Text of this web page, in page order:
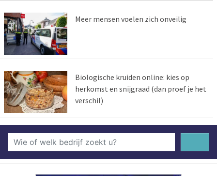
Meer mensen voelen zich onveilig
Biologische kruiden online: kies op
herkomst en snijgraad (dan proef je het
verschil)